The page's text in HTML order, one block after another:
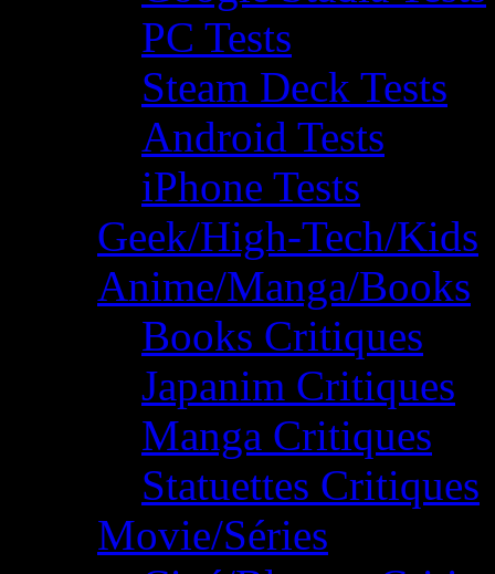
PC Tests
Steam Deck Tests
Android Tests
iPhone Tests
Geek/High-Tech/Kids
Anime/Manga/Books
Books Critiques
Japanim Critiques
Manga Critiques
Statuettes Critiques
Movie/Séries